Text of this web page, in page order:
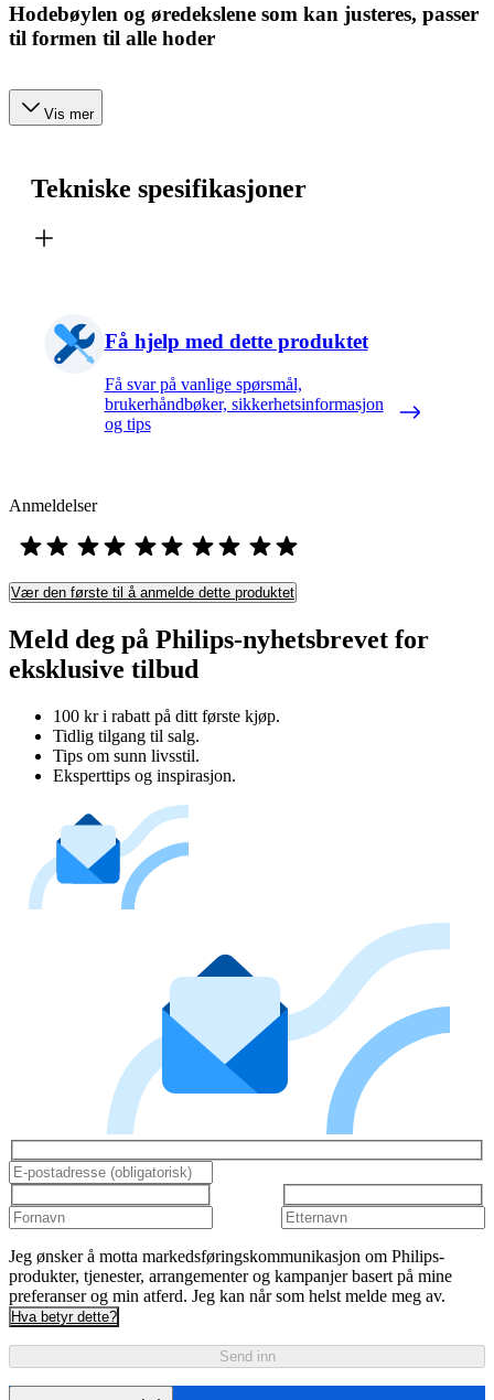
Hodebøylen og øredekslene som kan justeres, passer
til formen til alle hoder
Vis mer
Tekniske spesifikasjoner
Få hjelp med dette produktet
Få svar på vanlige spørsmål,
brukerhåndbøker, sikkerhetsinformasjon
og tips
Anmeldelser
Vær den første til å anmelde dette produktet
Meld deg på Philips-nyhetsbrevet for
eksklusive tilbud
100 kr i rabatt på ditt første kjøp.
Tidlig tilgang til salg.
Tips om sunn livsstil.
Eksperttips og inspirasjon.
Jeg ønsker å motta markedsføringskommunikasjon om Philips-
produkter, tjenester, arrangementer og kampanjer basert på mine
preferanser og min atferd. Jeg kan når som helst melde meg av.
Hva betyr dette?
Send inn